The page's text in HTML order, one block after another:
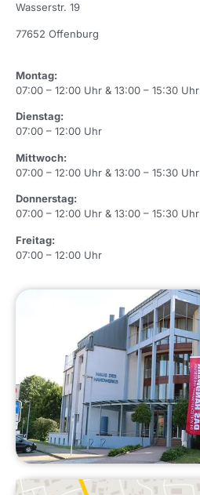
Wasserstr. 19
77652 Offenburg
Montag:
07:00 – 12:00 Uhr & 13:00 – 15:30 Uhr
Dienstag:
07:00 – 12:00 Uhr
Mittwoch:
07:00 – 12:00 Uhr & 13:00 – 15:30 Uhr
Donnerstag:
07:00 – 12:00 Uhr & 13:00 – 15:30 Uhr
Freitag:
07:00 – 12:00 Uhr